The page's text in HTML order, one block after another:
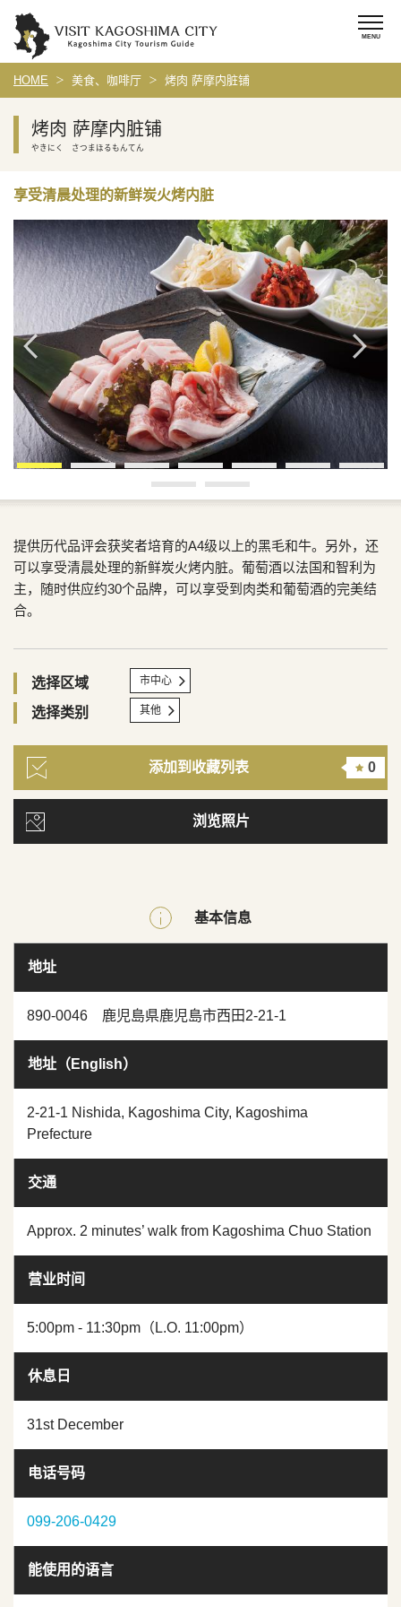
HOME 美食、咖啡厅 烤肉 萨摩内脏铺
烤肉 萨摩内脏铺
やきにく さつまほるもんてん
享受清晨处理的新鲜炭火烤内脏
提供历代品评会获奖者培育的A4级以上的黑毛和牛。另外，还
可以享受清晨处理的新鲜炭火烤内脏。葡萄酒以法国和智利为
主，随时供应约30个品牌，可以享受到肉类和葡萄酒的完美结
合。
选择区域 市中心
选择类别 其他
添加到收藏列表 0
浏览照片
基本信息
地址
890-0046 鹿児島県鹿児島市西田2-21-1
地址（English）
2-21-1 Nishida, Kagoshima City, Kagoshima
Prefecture
交通
Approx. 2 minutes’ walk from Kagoshima Chuo Station
营业时间
5:00pm - 11:30pm（L.O. 11:00pm）
休息日
31st December
电话号码
099-206-0429
能使用的语言